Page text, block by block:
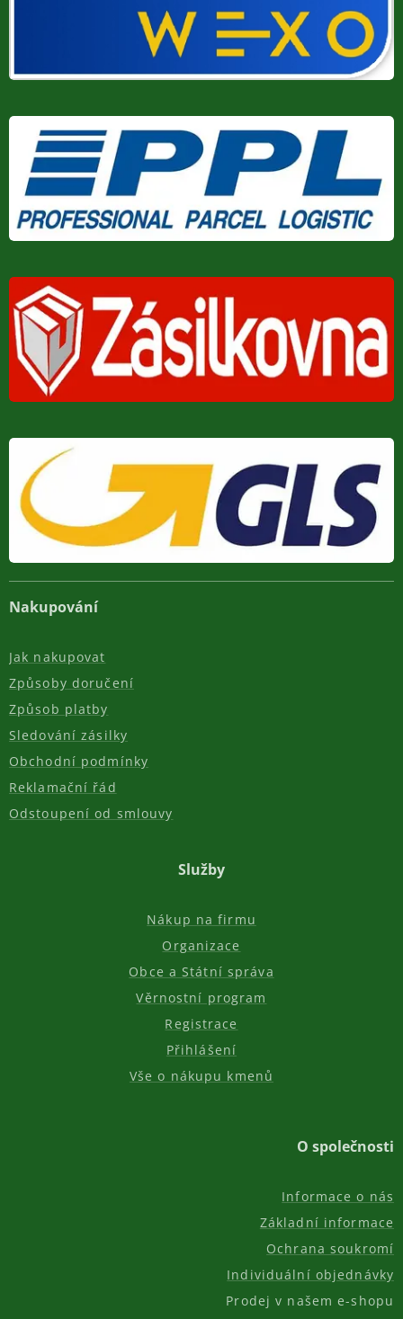
Nakupování
Jak nakupovat
Způsoby doručení
Způsob platby
Sledování zásilky
Obchodní podmínky
Reklamační řád
Odstoupení od smlouvy
Služby
Nákup na firmu
Organizace
Obce a Státní správa
Věrnostní program
Registrace
Přihlášení
Vše o nákupu kmenů
O společnosti
Informace o nás
Základní informace
Ochrana soukromí
Individuální objednávky
Prodej v našem e-shopu